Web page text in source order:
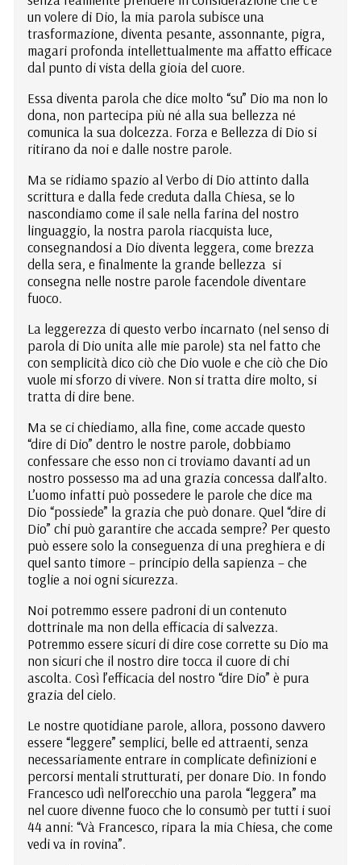
un volere di Dio, la mia parola subisce una
trasformazione, diventa pesante, assonnante, pigra,
magari profonda intellettualmente ma affatto efficace
dal punto di vista della gioia del cuore.
Essa diventa parola che dice molto “su” Dio ma non lo
dona, non partecipa più né alla sua bellezza né
comunica la sua dolcezza. Forza e Bellezza di Dio si
ritirano da noi e dalle nostre parole.
Ma se ridiamo spazio al Verbo di Dio attinto dalla
scrittura e dalla fede creduta dalla Chiesa, se lo
nascondiamo come il sale nella farina del nostro
linguaggio, la nostra parola riacquista luce,
consegnandosi a Dio diventa leggera, come brezza
della sera, e finalmente la grande bellezza si
consegna nelle nostre parole facendole diventare
fuoco.
La leggerezza di questo verbo incarnato (nel senso di
parola di Dio unita alle mie parole) sta nel fatto che
con semplicità dico ciò che Dio vuole e che ciò che Dio
vuole mi sforzo di vivere. Non si tratta dire molto, si
tratta di dire bene.
Ma se ci chiediamo, alla fine, come accade questo
“dire di Dio” dentro le nostre parole, dobbiamo
confessare che esso non ci troviamo davanti ad un
nostro possesso ma ad una grazia concessa dall’alto.
L’uomo infatti può possedere le parole che dice ma
Dio “possiede” la grazia che può donare. Quel “dire di
Dio” chi può garantire che accada sempre? Per questo
può essere solo la conseguenza di una preghiera e di
quel santo timore – principio della sapienza – che
toglie a noi ogni sicurezza.
Noi potremmo essere padroni di un contenuto
dottrinale ma non della efficacia di salvezza.
Potremmo essere sicuri di dire cose corrette su Dio ma
non sicuri che il nostro dire tocca il cuore di chi
ascolta. Così l’efficacia del nostro “dire Dio” è pura
grazia del cielo.
Le nostre quotidiane parole, allora, possono davvero
essere “leggere” semplici, belle ed attraenti, senza
necessariamente entrare in complicate definizioni e
percorsi mentali strutturati, per donare Dio. In fondo
Francesco udì nell’orecchio una parola “leggera” ma
nel cuore divenne fuoco che lo consumò per tutti i suoi
44 anni: “Và Francesco, ripara la mia Chiesa, che come
vedi va in rovina”.